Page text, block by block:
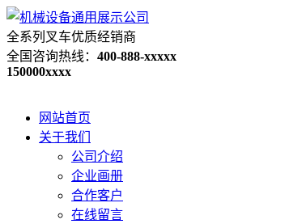
全系列叉车优质经销商
全国咨询热线： 400-888-xxxxx
150000xxxx
网站首页
关于我们
公司介绍
企业画册
合作客户
在线留言